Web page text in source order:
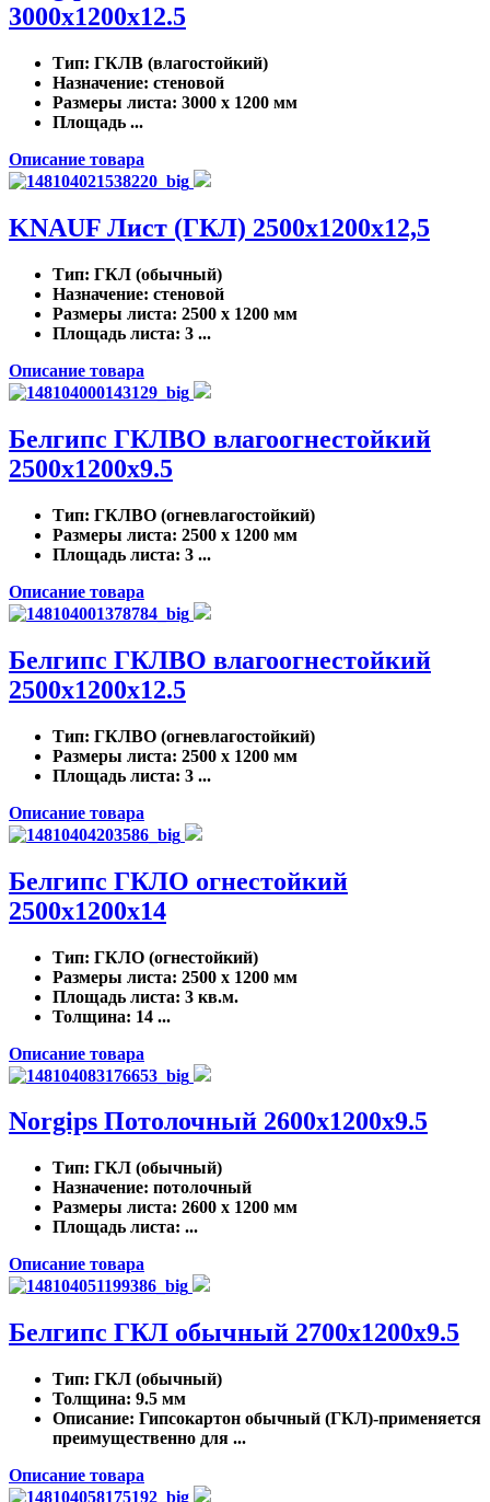
3000x1200x12.5
Тип: ГКЛВ (влагостойкий)
Назначение: стеновой
Размеры листа: 3000 x 1200 мм
Площадь ...
Описание товара
KNAUF Лист (ГКЛ) 2500x1200x12,5
Тип: ГКЛ (обычный)
Назначение: стеновой
Размеры листа: 2500 x 1200 мм
Площадь листа: 3 ...
Описание товара
Белгипс ГКЛВО влагоогнестойкий
2500х1200х9.5
Тип: ГКЛВО (огневлагостойкий)
Размеры листа: 2500 x 1200 мм
Площадь листа: 3 ...
Описание товара
Белгипс ГКЛВО влагоогнестойкий
2500х1200х12.5
Тип: ГКЛВО (огневлагостойкий)
Размеры листа: 2500 x 1200 мм
Площадь листа: 3 ...
Описание товара
Белгипс ГКЛО огнестойкий
2500х1200х14
Тип: ГКЛО (огнестойкий)
Размеры листа: 2500 x 1200 мм
Площадь листа: 3 кв.м.
Толщина: 14 ...
Описание товара
Norgips Потолочный 2600x1200x9.5
Тип: ГКЛ (обычный)
Назначение: потолочный
Размеры листа: 2600 x 1200 мм
Площадь листа: ...
Описание товара
Белгипс ГКЛ обычный 2700х1200х9.5
Тип: ГКЛ (обычный)
Толщина: 9.5 мм
Описание: Гипсокартон обычный (ГКЛ)-применяется
преимущественно для ...
Описание товара